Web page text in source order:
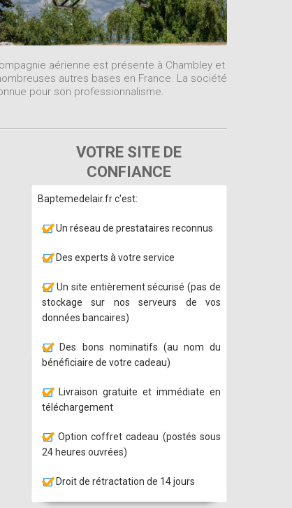
aérienne est présente à Chambley et
autres bases en France. La société
pour son professionnalisme.
VOTRE SITE DE
CONFIANCE
Baptemedelair.fr c'est:
Un réseau de prestataires reconnus
Des experts à votre service
Un site entièrement sécurisé (pas de
stockage sur nos serveurs de vos
données bancaires)
Des bons nominatifs (au nom du
bénéficiaire de votre cadeau)
Livraison gratuite et immédiate en
téléchargement
Option coffret cadeau (postés sous
24 heures ouvrées)
Droit de rétractation de 14 jours